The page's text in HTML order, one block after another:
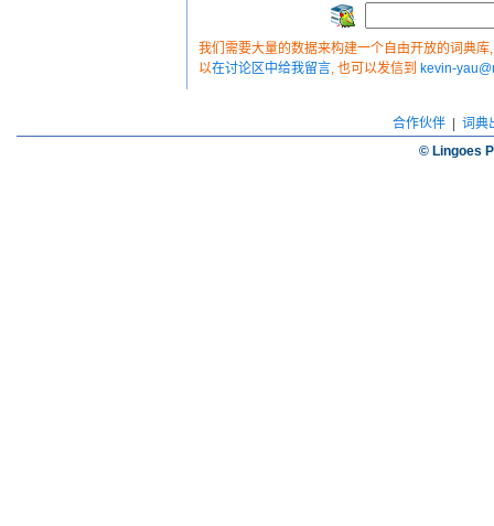
我们需要大量的数据来构建一个自由开放的词典
以在讨论区中给我留言, 也可以发信到 kevin-
合作伙伴| 词典
© Lingoes